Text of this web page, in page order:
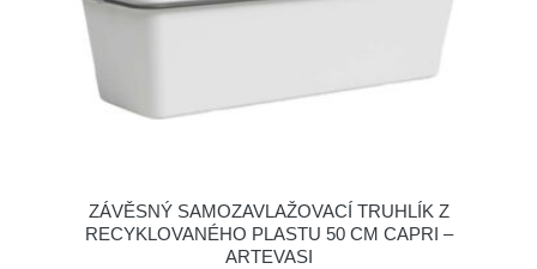
ZÁVĚSNÝ SAMOZAVLAŽOVACÍ TRUHLÍK Z
RECYKLOVANÉHO PLASTU 50 CM CAPRI –
ARTEVASI